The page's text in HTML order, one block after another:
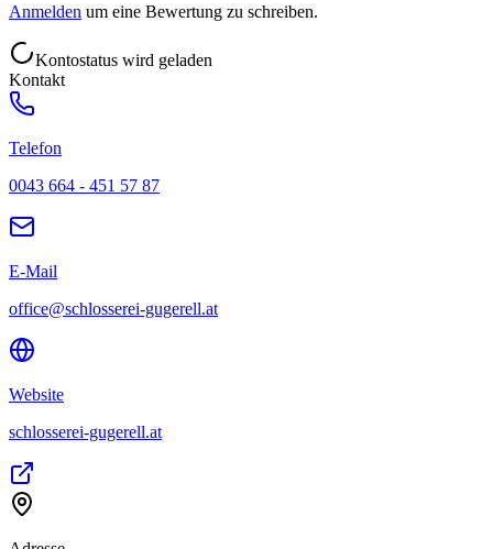
Anmelden um eine Bewertung zu schreiben.
Kontostatus wird geladen
Kontakt
Telefon
0043 664 - 451 57 87
E-Mail
office@schlosserei-gugerell.at
Website
schlosserei-gugerell.at